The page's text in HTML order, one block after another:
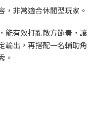
，非常適合休閒型玩家。
能有效打亂敵方節奏，讓
輸出，再搭配一名輔助角
。